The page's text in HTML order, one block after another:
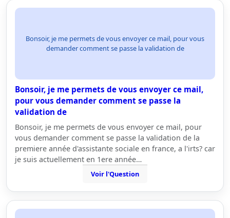
Bonsoir, je me permets de vous envoyer ce mail, pour vous
demander comment se passe la validation de
Bonsoir, je me permets de vous envoyer ce mail,
pour vous demander comment se passe la
validation de
Bonsoir, je me permets de vous envoyer ce mail, pour
vous demander comment se passe la validation de la
premiere année d'assistante sociale en france, a l'irts? car
je suis actuellement en 1ere année…
Voir l'Question